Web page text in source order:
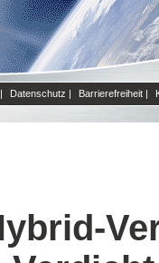
| Datenschutz | Barrierefreiheit |